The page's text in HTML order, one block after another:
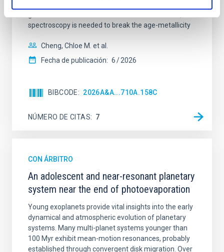
spectroscopy is needed to break the age-metallicity
Cheng, Chloe M. et al.
Fecha de publicación: 6 2026
BIBCODE 2026A&A...710A.158C
NÚMERO DE CITAS 7
CON ÁRBITRO
An adolescent and near-resonant planetary
system near the end of photoevaporation
Young exoplanets provide vital insights into the early
dynamical and atmospheric evolution of planetary
systems. Many multi-planet systems younger than
100 Myr exhibit mean-motion resonances, probably
established through convergent disk migration. Over